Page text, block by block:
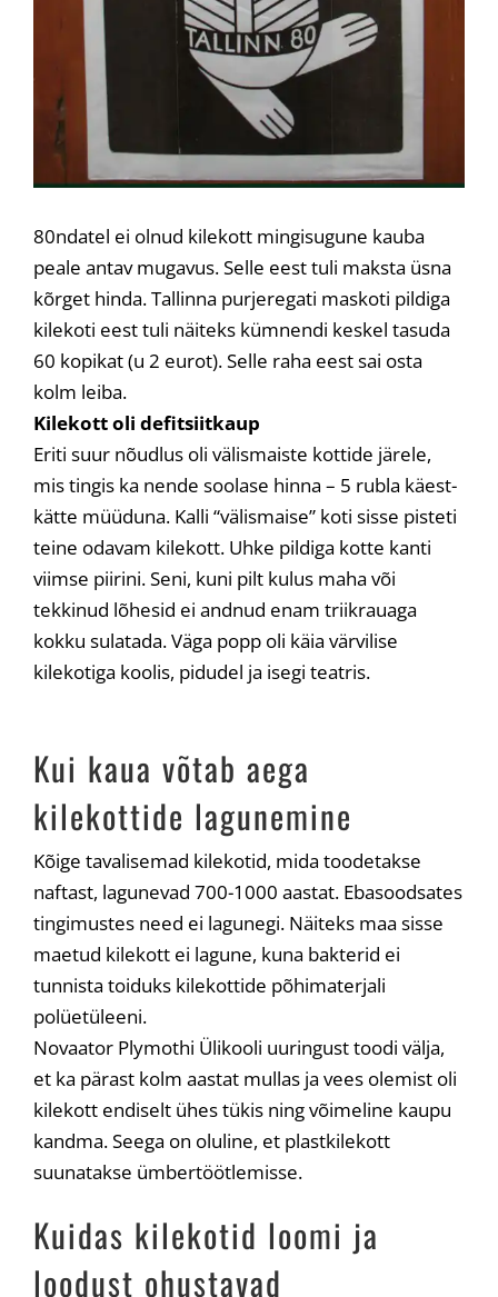
80ndatel ei olnud kilekott mingisugune kauba
peale antav mugavus. Selle eest tuli maksta üsna
kõrget hinda. Tallinna purjeregati maskoti pildiga
kilekoti eest tuli näiteks kümnendi keskel tasuda
60 kopikat (u 2 eurot). Selle raha eest sai osta
kolm leiba.
Kilekott oli defitsiitkaup
Eriti suur nõudlus oli välismaiste kottide järele,
mis tingis ka nende soolase hinna – 5 rubla käest-
kätte müüduna. Kalli “välismaise” koti sisse pisteti
teine odavam kilekott. Uhke pildiga kotte kanti
viimse piirini. Seni, kuni pilt kulus maha või
tekkinud lõhesid ei andnud enam triikrauaga
kokku sulatada. Väga popp oli käia värvilise
kilekotiga koolis, pidudel ja isegi teatris.
Kui kaua võtab aega
kilekottide lagunemine
Kõige tavalisemad kilekotid, mida toodetakse
naftast, lagunevad 700-1000 aastat. Ebasoodsates
tingimustes need ei lagunegi. Näiteks maa sisse
maetud kilekott ei lagune, kuna bakterid ei
tunnista toiduks kilekottide põhimaterjali
polüetüleeni.
Novaator Plymothi Ülikooli uuringust toodi välja,
et ka pärast kolm aastat mullas ja vees olemist oli
kilekott endiselt ühes tükis ning võimeline kaupu
kandma. Seega on oluline, et plastkilekott
suunatakse ümbertöötlemisse.
Kuidas kilekotid loomi ja
loodust ohustavad